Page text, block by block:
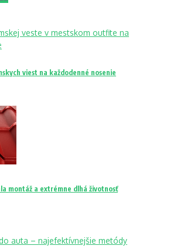
viest na každodenné nosenie
montáž a extrémne dlhá životnosť